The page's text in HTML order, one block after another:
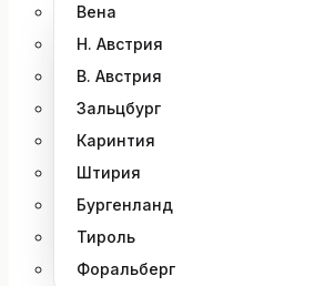
Вена
Н. Австрия
В. Австрия
Зальцбург
Каринтия
Штирия
Бургенланд
Тироль
Форальберг